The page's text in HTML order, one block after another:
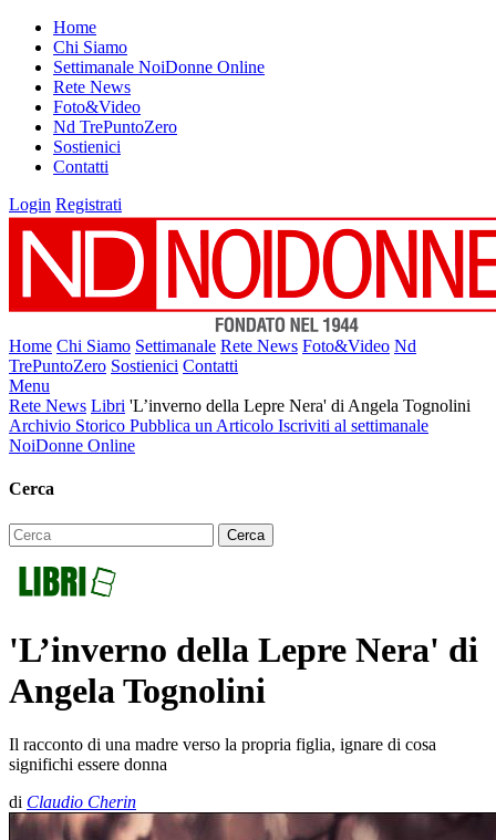
Home
Chi Siamo
Settimanale NoiDonne Online
Rete News
Foto&Video
Nd TrePuntoZero
Sostienici
Contatti
Login Registrati
Home Chi Siamo Settimanale Rete News Foto&Video Nd
TrePuntoZero Sostienici Contatti
Menu
Rete News Libri 'L’inverno della Lepre Nera' di Angela Tognolini
Archivio Storico Pubblica un Articolo Iscriviti al settimanale
NoiDonne Online
Cerca
'L’inverno della Lepre Nera' di
Angela Tognolini
Il racconto di una madre verso la propria figlia, ignare di cosa
significhi essere donna
di Claudio Cherin